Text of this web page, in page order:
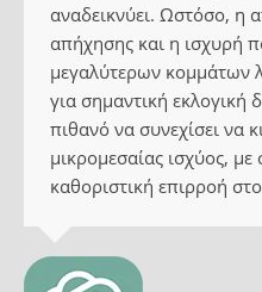
αναδεικνύει. Ωστόσο, η
απήχησης και η ισχυρή
μεγαλύτερων κομμάτων
για σημαντική εκλογική
πιθανό να συνεχίσει να
μικρομεσαίας ισχύος,
καθοριστική επιρροή